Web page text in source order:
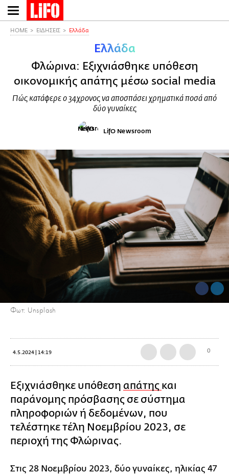
Παράκαμψη
προς
HOME ΕΙΔΗΣΕΙΣ Ελλάδα
Ελλάδα
Φλώρινα: Εξιχνιάσθηκε υπόθεση
οικονομικής απάτης μέσω social media
Πώς κατάφερε ο 34χρονος να αποσπάσει χρηματικά ποσά από
δύο γυναίκες
LifO Newsroom
Φωτ: Unsplash
4.5.2024 | 14:19 0
Εξιχνιάσθηκε υπόθεση απάτης και
παράνομης πρόσβασης σε σύστημα
πληροφοριών ή δεδομένων, που
τελέστηκε τέλη Νοεμβρίου 2023, σε
περιοχή της Φλώρινας.
Στις 28 Νοεμβρίου 2023, δύο γυναίκες, ηλικίας 47